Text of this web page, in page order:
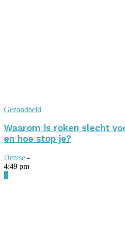
Gezondheid
Waarom is roken slecht
en hoe stop je?
Denise -
4:49 pm